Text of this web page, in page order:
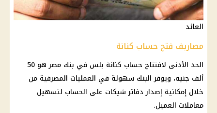
العائد
مصاريف فتح حساب كنانة
الحد الأدنى لافتتاح حساب كنانة بلس في بنك مصر
هو 50
ألف جنيه، ويوفرالبنك سهولة في العمليات المصرفية من
خلال إمكانية إصدار دفاتر شيكات على الحساب لتسهيل
معاملات العميل.